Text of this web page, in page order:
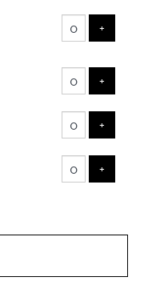
+
+
+
+